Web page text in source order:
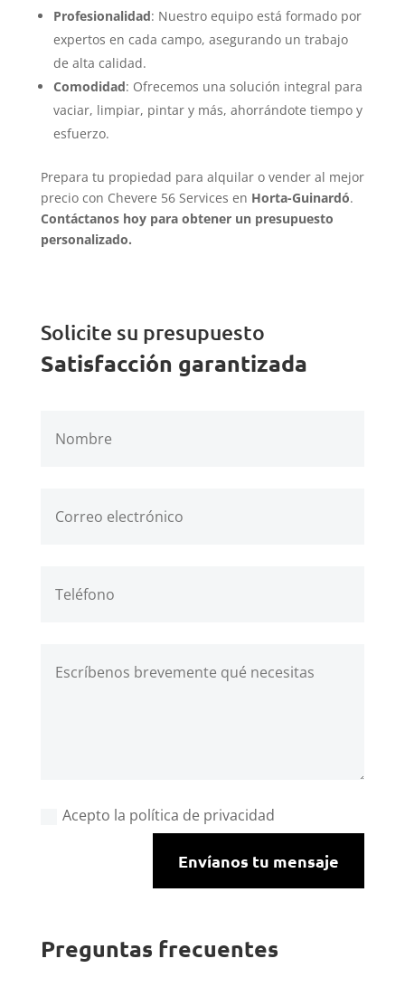
Profesionalidad: Nuestro equipo está formado por
expertos en cada campo, asegurando un trabajo
de alta calidad.
Comodidad: Ofrecemos una solución integral para
vaciar, limpiar, pintar y más, ahorrándote tiempo y
esfuerzo.
Prepara tu propiedad para alquilar o vender al mejor
precio con Chevere 56 Services en Horta-Guinardó.
Contáctanos hoy para obtener un presupuesto
personalizado.
Solicite su presupuesto
Satisfacción garantizada
Acepto la política de privacidad
Envíanos tu mensaje
Preguntas frecuentes